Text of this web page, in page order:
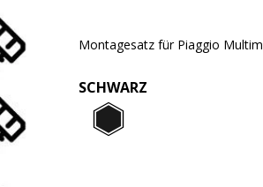
Montagesatz für Piaggio
SCHWARZ